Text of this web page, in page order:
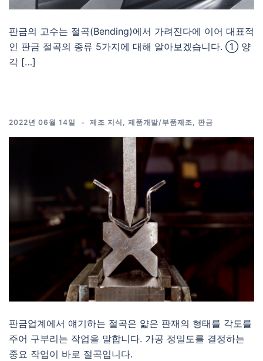
판금의 고수는 절곡(Bending)에서 가려진다에 이어 대표적
인 판금 절곡의 종류 5가지에 대해 알아보겠습니다. ① 양
각 […]
2022년 06월 14일 제조 지식 , 제품개발/부품제조, 판금
판금업계에서 얘기하는 절곡은 얇은 판재의 형태를 각도를
주어 구부리는 작업을 말합니다. 가공 정밀도를 결정하는
중요 작업이 바로 절곡입니다.